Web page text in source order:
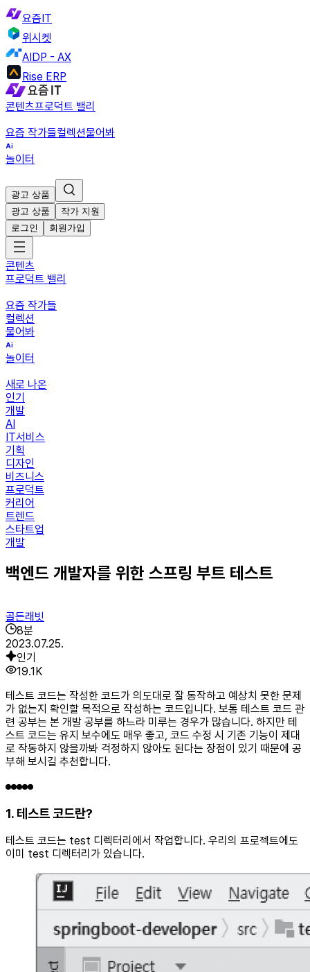
요즘IT
위시켓
AIDP - AX
Rise ERP
콘텐츠프로덕트 밸리
요즘 작가들컬렉션물어봐
놀이터
광고 상품
광고 상품
작가 지원
로그인
회원가입
콘텐츠
프로덕트 밸리
요즘 작가들
컬렉션
물어봐
놀이터
새로 나온
인기
개발
AI
IT서비스
기획
디자인
비즈니스
프로덕트
커리어
트렌드
스타트업
개발
백엔드 개발자를 위한 스프링 부트 테스트
골든래빗
8분
2023.07.25.
인기
19.1K
테스트 코드는 작성한 코드가 의도대로 잘 동작하고 예상치 못한 문제
가 없는지 확인할 목적으로 작성하는 코드입니다. 보통 테스트 코드 관
련 공부는 본 개발 공부를 하느라 미루는 경우가 많습니다. 하지만 테
스트 코드는 유지 보수에도 매우 좋고, 코드 수정 시 기존 기능이 제대
로 작동하지 않을까봐 걱정하지 않아도 된다는 장점이 있기 때문에 공
부해 보시길 추천합니다.
1. 테스트 코드란?
테스트 코드는 test 디렉터리에서 작업합니다. 우리의 프로젝트에도
이미 test 디렉터리가 있습니다.